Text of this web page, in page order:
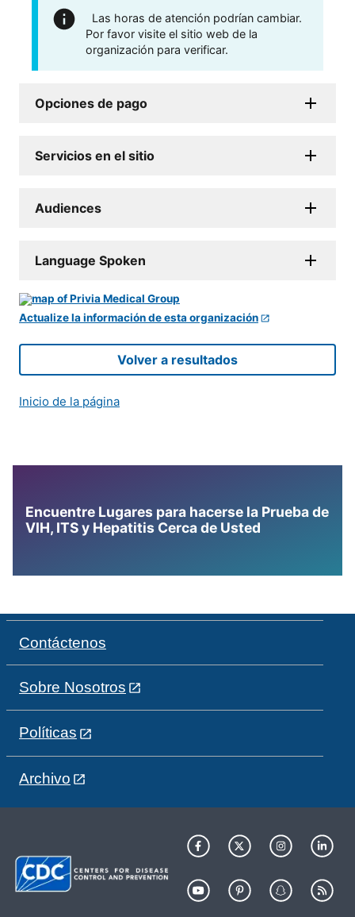
Las horas de atención podrían cambiar.
Por favor visite el sitio web de la
organización para verificar.
Opciones de pago
Servicios en el sitio
Audiences
Language Spoken
Actualize la información de esta organización
Volver a resultados
Inicio de la página
Encuentre Lugares para hacerse la Prueba de
VIH, ITS y Hepatitis Cerca de Usted
Contáctenos
Sobre Nosotros
Políticas
Archivo